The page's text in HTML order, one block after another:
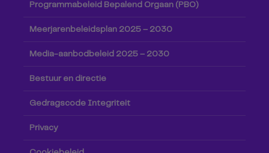
Programmabeleid Bepalend Orgaan (PBO)
Meerjarenbeleidsplan 2025 – 2030
Media-aanbodbeleid 2025 – 2030
Bestuur en directie
Gedragscode Integriteit
Privacy